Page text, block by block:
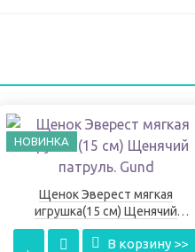
НОВИНКА
Щенок Эверест мягкая
игрушка(15 см) Щенячий
патруль. Gund
В корзину >>